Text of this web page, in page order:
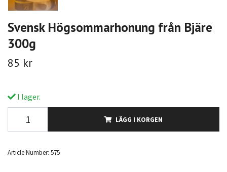
Svensk Högsommarhonung från Bjäre
300g
85 kr
I lager.
LÄGG I KORGEN
Article Number: 575